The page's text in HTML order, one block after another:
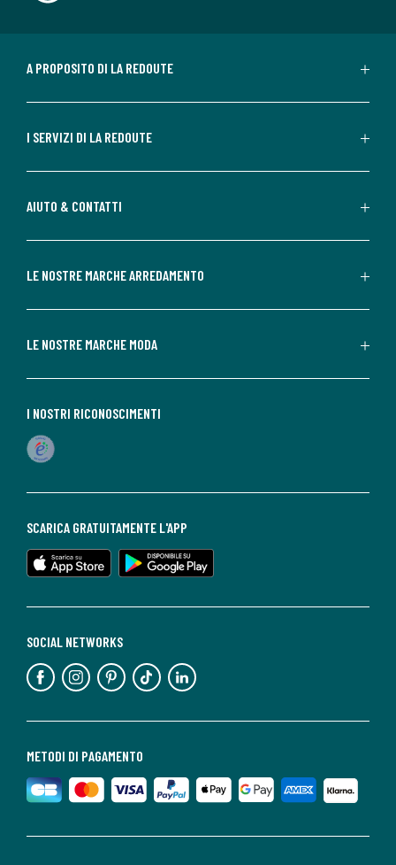
A PROPOSITO DI LA REDOUTE
I SERVIZI DI LA REDOUTE
AIUTO & CONTATTI
LE NOSTRE MARCHE ARREDAMENTO
LE NOSTRE MARCHE MODA
METODI DI PAGAMENTO
SOCIAL NETWORKS
SCARICA GRATUITAMENTE L'APP
I NOSTRI RICONOSCIMENTI